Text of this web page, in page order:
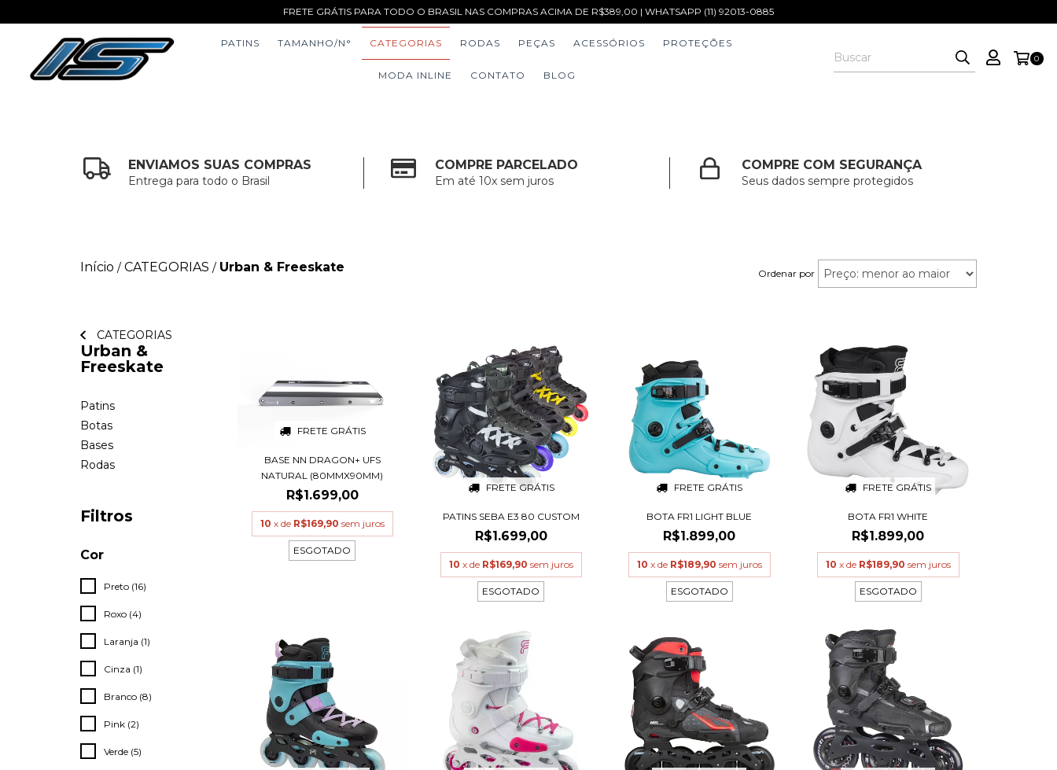
FRETE GRÁTIS PARA TODO O BRASIL NAS COMPRAS ACIMA DE R$389,00 | WHATSAPP (11) 92013-0885
PATINS TAMANHO/N° CATEGORIAS RODAS PEÇAS ACESSÓRIOS PROTEÇÕES
MODA INLINE CONTATO BLOG
0
ENVIAMOS SUAS COMPRAS
Entrega para todo o Brasil
COMPRE PARCELADO
Em até 10x sem juros
COMPRE COM SEGURANÇA
Seus dados sempre protegidos
Início / CATEGORIAS / Urban & Freeskate Ordenar por
CATEGORIAS
Urban &
Freeskate
Patins
Botas
Bases
Rodas
Filtros
Cor
Preto (16)
Roxo (4)
Laranja (1)
Cinza (1)
Branco (8)
Pink (2)
Verde (5)
FRETE GRÁTIS
BASE NN DRAGON+ UFS
NATURAL (80MMX90MM)
R$1.699,00
10 x de R$169,90 sem juros
ESGOTADO
FRETE GRÁTIS
PATINS SEBA E3 80 CUSTOM
R$1.699,00
10 x de R$169,90 sem juros
ESGOTADO
FRETE GRÁTIS
BOTA FR1 LIGHT BLUE
R$1.899,00
10 x de R$189,90 sem juros
ESGOTADO
FRETE GRÁTIS
BOTA FR1 WHITE
R$1.899,00
10 x de R$189,90 sem juros
ESGOTADO